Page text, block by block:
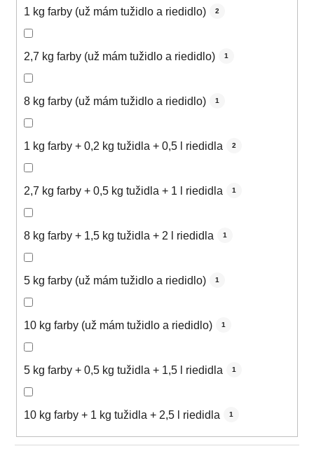
1 kg farby (už mám tužidlo a riedidlo) 2
2,7 kg farby (už mám tužidlo a riedidlo) 1
8 kg farby (už mám tužidlo a riedidlo) 1
1 kg farby + 0,2 kg tužidla + 0,5 l riedidla 2
2,7 kg farby + 0,5 kg tužidla + 1 l riedidla 1
8 kg farby + 1,5 kg tužidla + 2 l riedidla 1
5 kg farby (už mám tužidlo a riedidlo) 1
10 kg farby (už mám tužidlo a riedidlo) 1
5 kg farby + 0,5 kg tužidla + 1,5 l riedidla 1
10 kg farby + 1 kg tužidla + 2,5 l riedidla 1